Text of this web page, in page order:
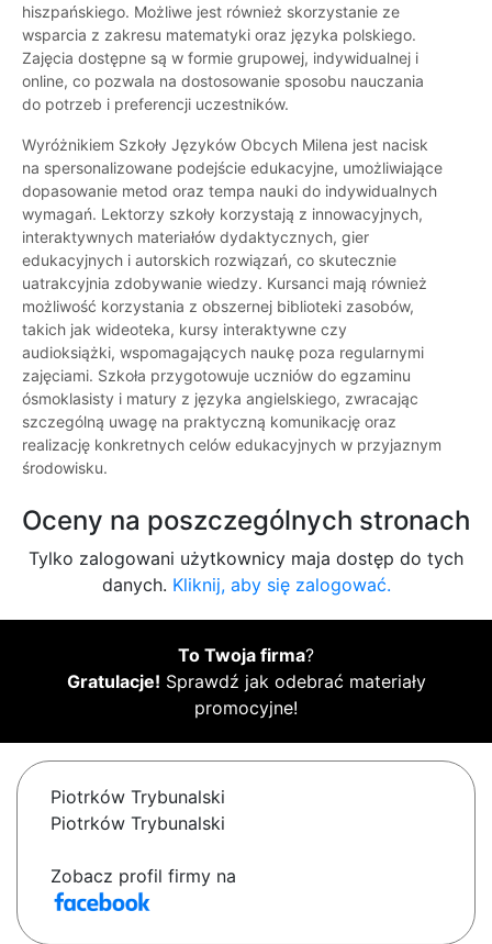
hiszpańskiego. Możliwe jest również skorzystanie ze
wsparcia z zakresu matematyki oraz języka polskiego.
Zajęcia dostępne są w formie grupowej, indywidualnej i
online, co pozwala na dostosowanie sposobu nauczania
do potrzeb i preferencji uczestników.
Wyróżnikiem Szkoły Języków Obcych Milena jest nacisk
na spersonalizowane podejście edukacyjne, umożliwiające
dopasowanie metod oraz tempa nauki do indywidualnych
wymagań. Lektorzy szkoły korzystają z innowacyjnych,
interaktywnych materiałów dydaktycznych, gier
edukacyjnych i autorskich rozwiązań, co skutecznie
uatrakcyjnia zdobywanie wiedzy. Kursanci mają również
możliwość korzystania z obszernej biblioteki zasobów,
takich jak wideoteka, kursy interaktywne czy
audioksiążki, wspomagających naukę poza regularnymi
zajęciami. Szkoła przygotowuje uczniów do egzaminu
ósmoklasisty i matury z języka angielskiego, zwracając
szczególną uwagę na praktyczną komunikację oraz
realizację konkretnych celów edukacyjnych w przyjaznym
środowisku.
Oceny na poszczególnych stronach
Tylko zalogowani użytkownicy maja dostęp do tych
danych. Kliknij, aby się zalogować.
To Twoja firma?
Gratulacje! Sprawdź jak odebrać materiały
promocyjne!
Piotrków Trybunalski
Piotrków Trybunalski
Zobacz profil firmy na